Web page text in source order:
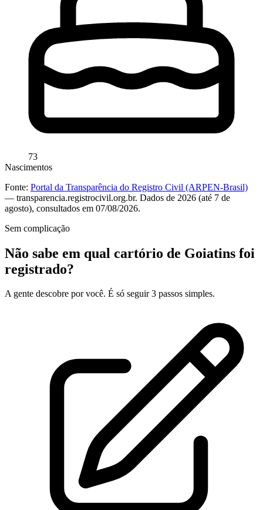
73
Nascimentos
Fonte: Portal da Transparência do Registro Civil (ARPEN-Brasil)
— transparencia.registrocivil.org.br. Dados de 2026 (até 7 de
agosto), consultados em 07/08/2026.
Sem complicação
Não sabe em qual cartório de Goiatins foi
registrado?
A gente descobre por você. É só seguir 3 passos simples.